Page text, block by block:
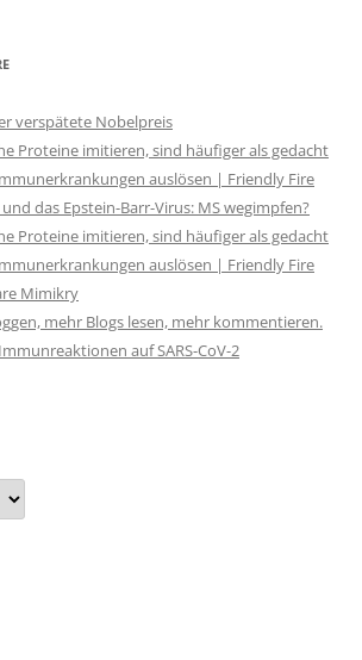
verspätete Nobelpreis
Proteine imitieren, sind häufiger als gedacht
auslösen | Friendly Fire
das Epstein-Barr-Virus: MS wegimpfen?
Proteine imitieren, sind häufiger als gedacht
auslösen | Friendly Fire
Mimikry
mehr Blogs lesen, mehr kommentieren.
Immunreaktionen auf SARS-CoV-2